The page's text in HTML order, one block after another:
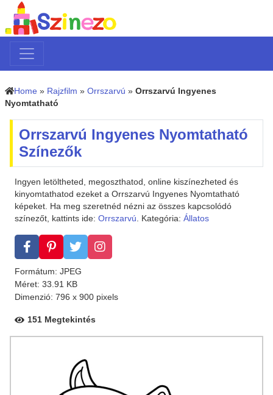
Home » Rajzfilm » Orrszarvú » Orrszarvú Ingyenes
Nyomtatható
Orrszarvú Ingyenes Nyomtatható
Színezők
Ingyen letöltheted, megoszthatod, online kiszínezheted és
kinyomtathatod ezeket a Orrszarvú Ingyenes Nyomtatható
képeket. Ha meg szeretnéd nézni az összes kapcsolódó
színezőt, kattints ide: Orrszarvú. Kategória: Állatos
Formátum: JPEG
Méret: 33.91 KB
Dimenzió: 796 x 900 pixels
151 Megtekintés